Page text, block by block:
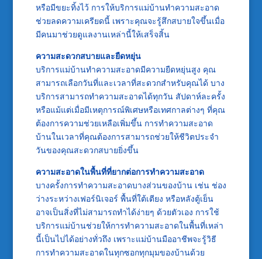
หรือมีขยะทิ้งไว้ การให้บริการแม่บ้านทำความสะอาด
ช่วยลดความเครียดนี้ เพราะคุณจะรู้สึกสบายใจขึ้นเมื่อ
มีคนมาช่วยดูแลงานเหล่านี้ให้เสร็จสิ้น
ความสะดวกสบายและยืดหยุ่น
บริการแม่บ้านทำความสะอาดมีความยืดหยุ่นสูง คุณ
สามารถเลือกวันที่และเวลาที่สะดวกสำหรับคุณได้ บาง
บริการสามารถทำความสะอาดได้ทุกวัน สัปดาห์ละครั้ง
หรือแม้แต่เมื่อมีเหตุการณ์พิเศษหรือเทศกาลต่างๆ ที่คุณ
ต้องการความช่วยเหลือเพิ่มขึ้น การทำความสะอาด
บ้านในเวลาที่คุณต้องการสามารถช่วยให้ชีวิตประจำ
วันของคุณสะดวกสบายยิ่งขึ้น
ความสะอาดในพื้นที่ที่ยากต่อการทำความสะอาด
บางครั้งการทำความสะอาดบางส่วนของบ้าน เช่น ช่อง
ว่างระหว่างเฟอร์นิเจอร์ พื้นที่ใต้เตียง หรือหลังตู้เย็น
อาจเป็นสิ่งที่ไม่สามารถทำได้ง่ายๆ ด้วยตัวเอง การใช้
บริการแม่บ้านช่วยให้การทำความสะอาดในพื้นที่เหล่า
นี้เป็นไปได้อย่างทั่วถึง เพราะแม่บ้านมืออาชีพจะรู้วิธี
การทำความสะอาดในทุกซอกทุกมุมของบ้านด้วย